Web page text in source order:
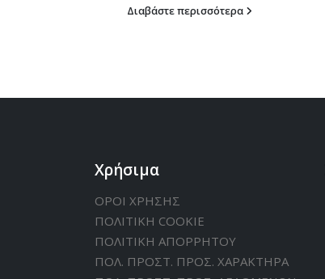
Διαβάστε περισσότερα
Χρήσιμα
ΟΡΟΙ ΧΡΗΣΗΣ
ΠΟΛΙΤΙΚΗ CΟΟΚΙΕ
ΠΟΛΙΤΙΚΗ ΑΠΟΡΡΗΤΟΥ
ΠΟΛ. ΠΡΟΣΤ. ΠΡΟΣ. ΧΑΡΑΚΤΗΡΑ